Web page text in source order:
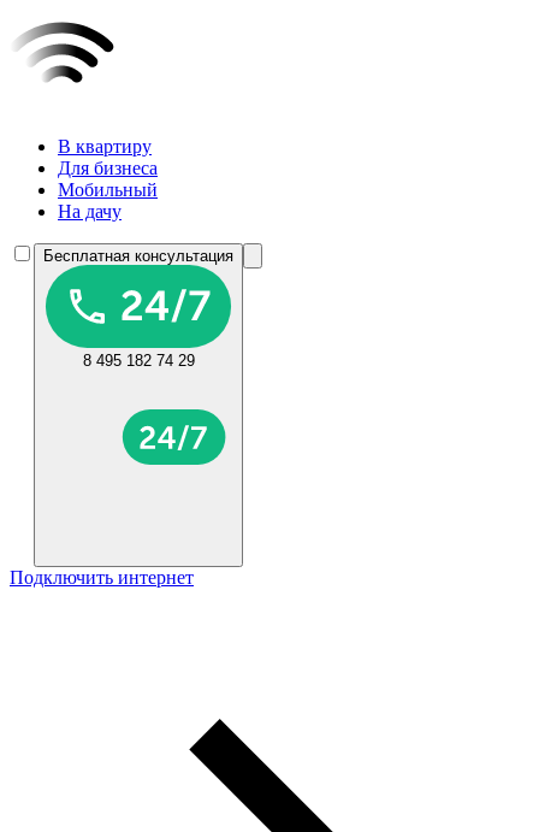
В квартиру
Для бизнеса
Мобильный
На дачу
Бесплатная консультация
8 495 182 74 29
Подключить интернет